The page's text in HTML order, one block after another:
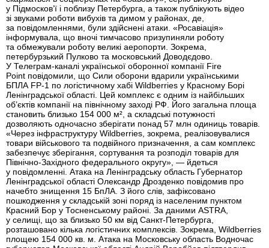
у Підмосков’ї і поблизу Петербурга, а також публікують відео
зі звуками роботи вибухів та димом у районах, де,
за повідомленнями, були здійснені атаки. «Росавіація»
інформувала, що вночі тимчасово призупиняли роботу
та обмежували роботу великі аеропорти. Зокрема,
петербурзький Пулково та московський Доводєдово.
У Телеграм-каналі української оборонної компанії Fire
Point повідомили, що Сили оборони вдарили українськими
БПЛА FP-1 по логістичному хабі Wildberries у Красному Борі
Ленінградської області. Цей комплекс є одним із найбільших
об’єктів компанії на північному заході РФ. Його загальна площа
становить близько 154 000 м², а складські потужності
дозволяють одночасно зберігати понад 57 млн одиниць товарів.
«Через інфраструктуру Wildberries, зокрема, реалізовувалися
товари військового та подвійного призначення, а сам комплекс
забезпечує зберігання, сортування та розподіл товарів для
Північно-Західного федерального округу», — йдеться
у повідомленні. Атака на Ленінградську область Губернатор
Ленінградської області Олександр Дрозденко повідомив про
начебто знищення 15 БпЛА. З його слів, зафіксовано
пошкодження у складській зоні поряд із населеним пунктом
Красний Бор у Тосненському районі. За даними ASTRA,
у селищі, що за близько 50 км від Санкт-Петербурга,
розташовано кілька логістичних комплексів. Зокрема, Wildberries
площею 154 000 кв. м. Атака на Московську область Водночас